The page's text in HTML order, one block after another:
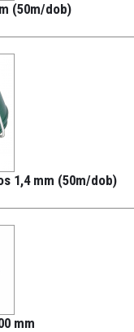
(50m/dob)
1,4 mm (50m/dob)
mm